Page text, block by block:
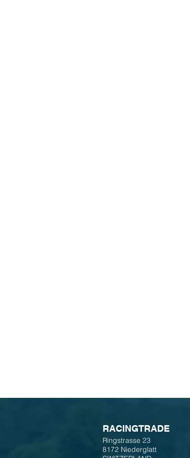
RACINGTRADE
Ringstrasse 23
8172 Niederglatt